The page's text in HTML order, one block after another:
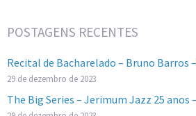
POSTAGENS RECENTES
Recital de Bacharelado – Bruno Barros
29 de dezembro de 2023
The Big Series – Jerimum Jazz 25 anos